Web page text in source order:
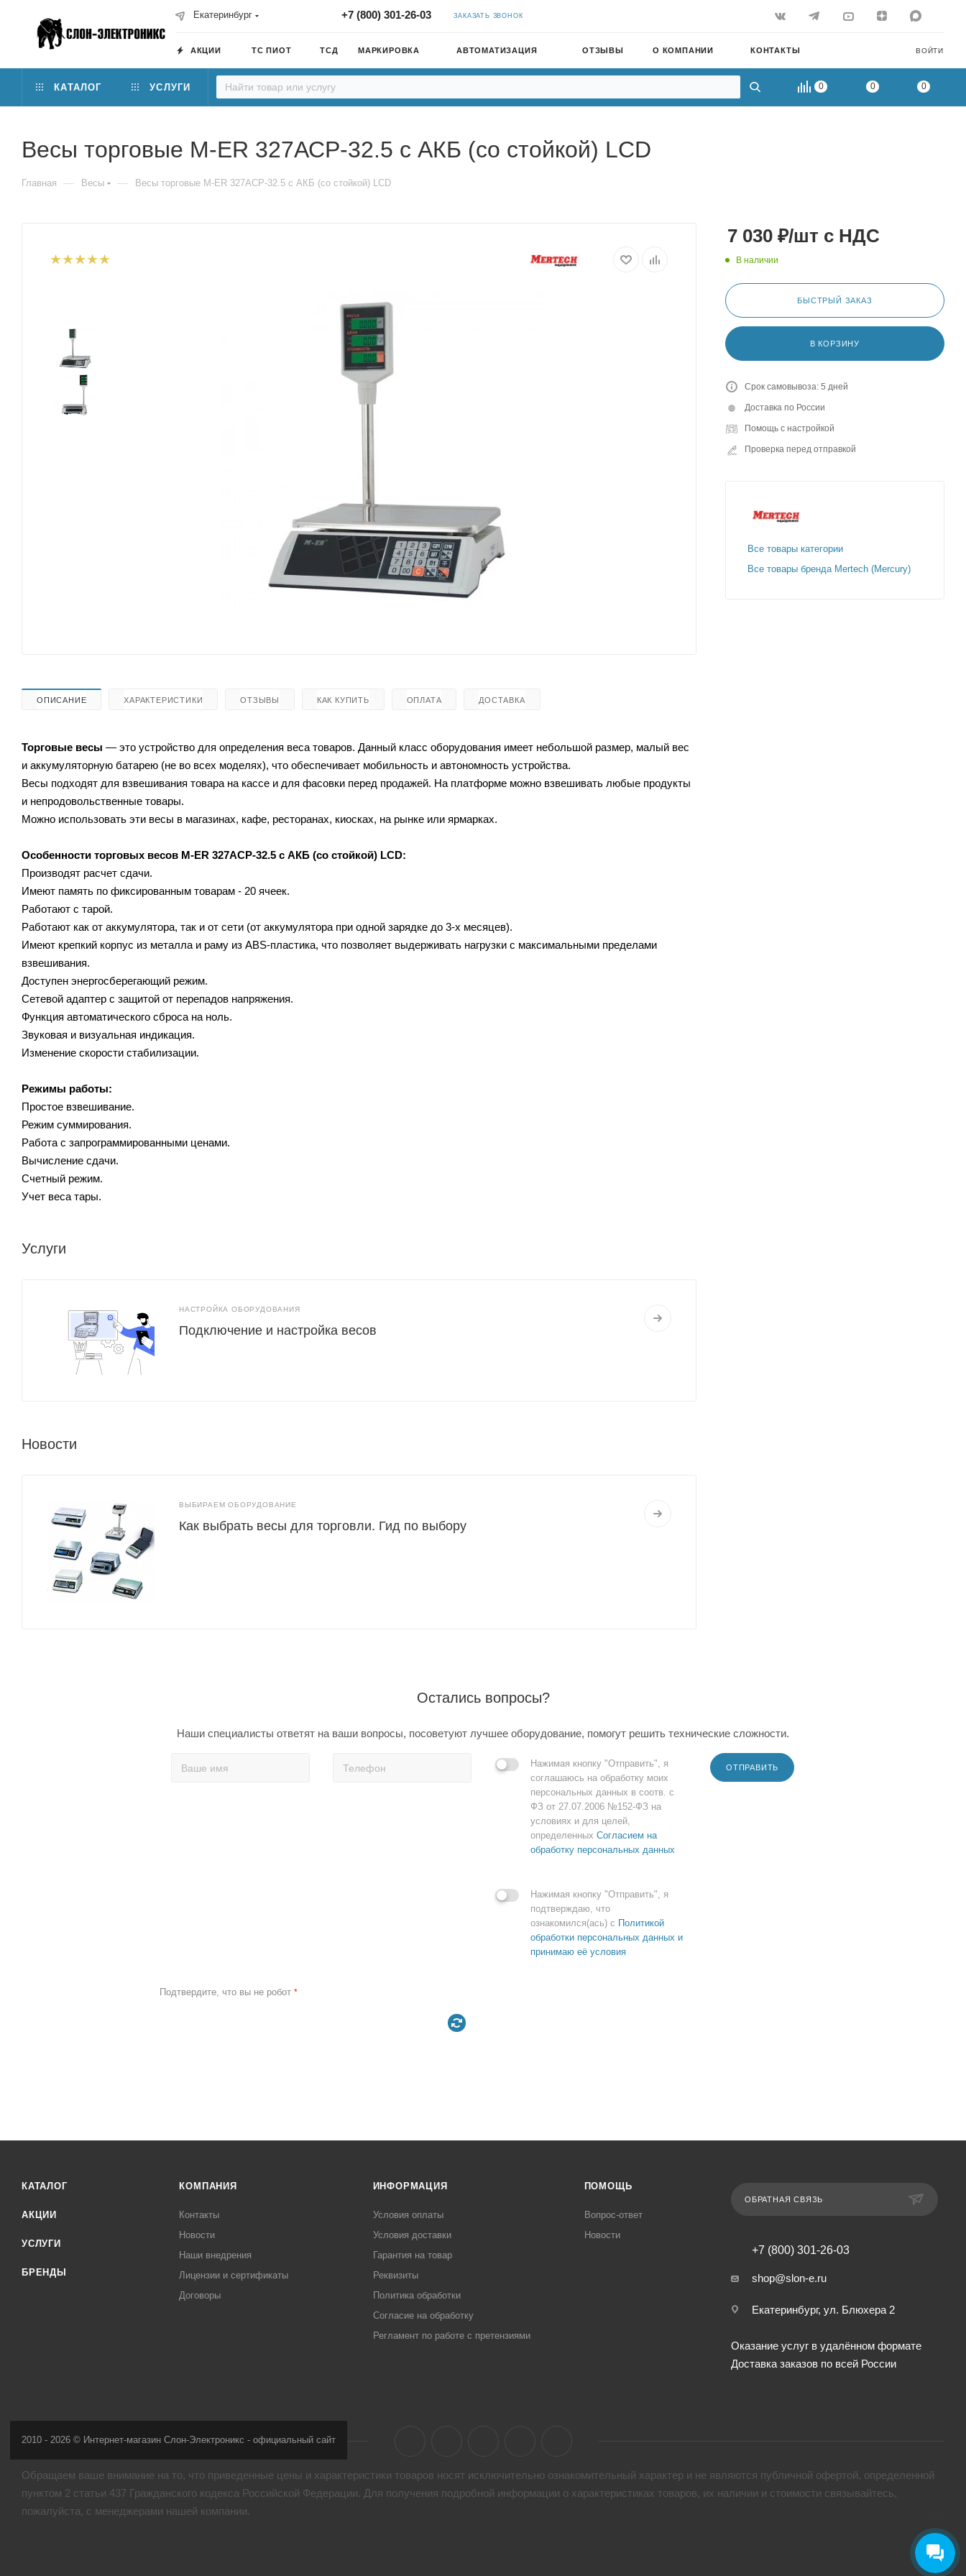
Екатеринбург +7 (800) 301-26-03 ЗАКАЗАТЬ ЗВОНОК
ВОЙТИ
АКЦИИ ТС ПИОТ ТСД МАРКИРОВКА АВТОМАТИЗАЦИЯ ОТЗЫВЫ О КОМПАНИИ КОНТАКТЫ
0 0 0
КАТАЛОГ УСЛУГИ
Весы торговые M-ER 327АСP-32.5 с АКБ (со стойкой) LCD
Главная — Весы — Весы торговые M-ER 327АСP-32.5 с АКБ (со стойкой) LCD
ОПИСАНИЕ ХАРАКТЕРИСТИКИ ОТЗЫВЫ КАК КУПИТЬ ОПЛАТА ДОСТАВКА
Торговые весы — это устройство для определения веса товаров. Данный класс оборудования имеет небольшой размер, малый вес
и аккумуляторную батарею (не во всех моделях), что обеспечивает мобильность и автономность устройства.
Весы подходят для взвешивания товара на кассе и для фасовки перед продажей. На платформе можно взвешивать любые продукты
и непродовольственные товары.
Можно использовать эти весы в магазинах, кафе, ресторанах, киосках, на рынке или ярмарках.
Особенности торговых весов M-ER 327АСP-32.5 с АКБ (со стойкой) LCD:
Производят расчет сдачи.
Имеют память по фиксированным товарам - 20 ячеек.
Работают с тарой.
Работают как от аккумулятора, так и от сети (от аккумулятора при одной зарядке до 3-х месяцев).
Имеют крепкий корпус из металла и раму из ABS-пластика, что позволяет выдерживать нагрузки с максимальными пределами
взвешивания.
Доступен энергосберегающий режим.
Сетевой адаптер с защитой от перепадов напряжения.
Функция автоматического сброса на ноль.
Звуковая и визуальная индикация.
Изменение скорости стабилизации.
Режимы работы:
Простое взвешивание.
Режим суммирования.
Работа с запрограммированными ценами.
Вычисление сдачи.
Счетный режим.
Учет веса тары.
Услуги
НАСТРОЙКА ОБОРУДОВАНИЯ
Подключение и настройка весов
Новости
ВЫБИРАЕМ ОБОРУДОВАНИЕ
Как выбрать весы для торговли. Гид по выбору
7 030 ₽/шт с НДС
В наличии
БЫСТРЫЙ ЗАКАЗ
В КОРЗИНУ
Срок самовывоза: 5 дней
Доставка по России
Помощь с настройкой
Проверка перед отправкой
Все товары категории
Все товары бренда Mertech (Mercury)
Остались вопросы?
Наши специалисты ответят на ваши вопросы, посоветуют лучшее оборудование, помогут решить технические сложности.
Нажимая кнопку "Отправить", я
соглашаюсь на обработку моих
персональных данных в соотв. с
ФЗ от 27.07.2006 №152-ФЗ на
условиях и для целей,
определенных Согласием на
обработку персональных данных
Нажимая кнопку "Отправить", я
подтверждаю, что
ознакомился(ась) с Политикой
обработки персональных данных и
принимаю её условия
ОТПРАВИТЬ
Подтвердите, что вы не робот *
КАТАЛОГ
АКЦИИ
УСЛУГИ
БРЕНДЫ
КОМПАНИЯ
Контакты
Новости
Наши внедрения
Лицензии и сертификаты
Договоры
ИНФОРМАЦИЯ
Условия оплаты
Условия доставки
Гарантия на товар
Реквизиты
Политика обработки
Согласие на обработку
Регламент по работе с претензиями
ПОМОЩЬ
Вопрос-ответ
Новости
ОБРАТНАЯ СВЯЗЬ
+7 (800) 301-26-03
shop@slon-e.ru
Екатеринбург, ул. Блюхера 2
Оказание услуг в удалённом формате
Доставка заказов по всей России
2010 - 2026 © Интернет-магазин Слон-Электроникс - официальный сайт
Обращаем ваше внимание на то, что приведенные цены и характеристики товaров носят исключительно ознакомительный характер и не являются публичной офертой, определенной
пунктом 2 статьи 437 Гражданского кодекса Российской Федерации. Для получения подробной информации о характеристиках товaров, их наличии и стоимости связывайтесь,
пожалуйста, с менеджерами нашей компании.